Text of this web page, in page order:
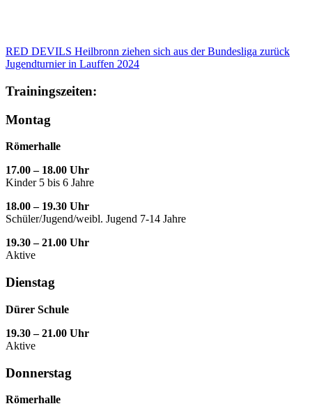
RED DEVILS Heilbronn ziehen sich aus der Bundesliga zurück
Jugendturnier in Lauffen 2024
Trainingszeiten:
Montag
Römerhalle
17.00 – 18.00 Uhr
Kinder 5 bis 6 Jahre
18.00 – 19.30 Uhr
Schüler/Jugend/weibl. Jugend 7-14 Jahre
19.30 – 21.00 Uhr
Aktive
Dienstag
Dürer Schule
19.30 – 21.00 Uhr
Aktive
Donnerstag
Römerhalle